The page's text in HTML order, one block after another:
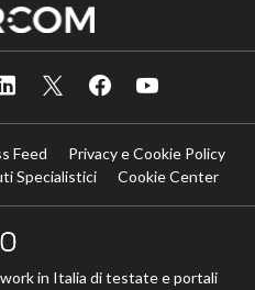
Feed
Privacy e Cookie Policy
Specialistici
Cookie Center
in Italia di testate e portali